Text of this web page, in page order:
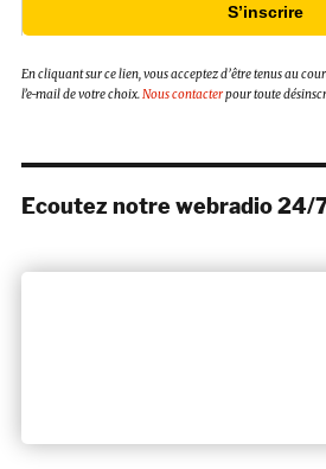
S’inscrire
En cliquant sur ce lien, vous acceptez d’être tenus au
l’e-mail de votre choix.Nous contacterpour toute
Ecoutez notre webradio 24/